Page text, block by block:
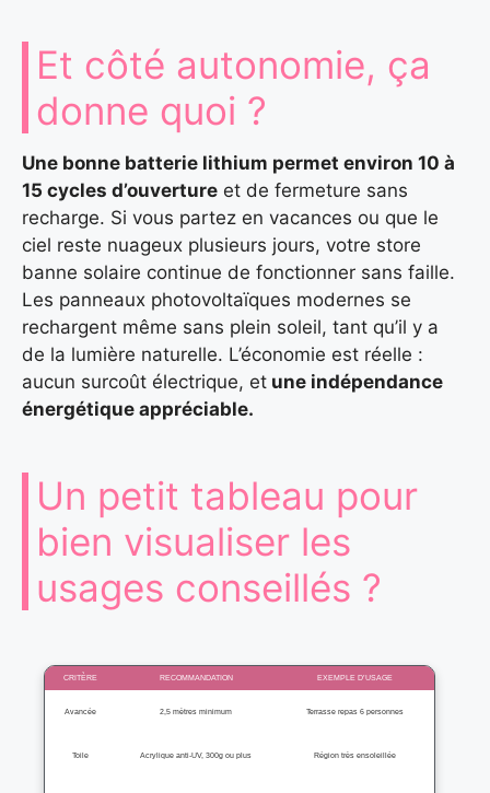
Et côté autonomie, ça
donne quoi ?
Une bonne batterie lithium permet environ 10 à
15 cycles d’ouverture et de fermeture sans
recharge. Si vous partez en vacances ou que le
ciel reste nuageux plusieurs jours, votre store
banne solaire continue de fonctionner sans faille.
Les panneaux photovoltaïques modernes se
rechargent même sans plein soleil, tant qu’il y a
de la lumière naturelle. L’économie est réelle :
aucun surcoût électrique, et une indépendance
énergétique appréciable.
Un petit tableau pour
bien visualiser les
usages conseillés ?
CRITÈRE RECOMMANDATION EXEMPLE D’USAGE
Avancée 2,5 mètres minimum Terrasse repas 6 personnes
Toile Acrylique anti-UV, 300g ou plus Région très ensoleillée